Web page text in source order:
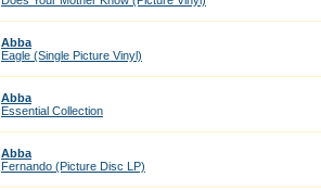
Abba
Eagle (Single Picture Vinyl)
Abba
Essential Collection
Abba
Fernando (Picture Disc LP)